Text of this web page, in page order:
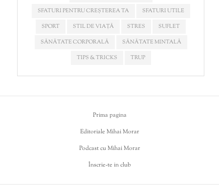
SFATURI PENTRU CREȘTEREA TA
SFATURI UTILE
SPORT
STIL DE VIAȚĂ STRES
SUFLET
SĂNĂTATE CORPORALĂ
SĂNĂTATE MINTALĂ
TIPS & TRICKS
TRUP
Prima pagina
Editoriale Mihai Morar
Podcast cu Mihai Morar
Înscrie-te in club